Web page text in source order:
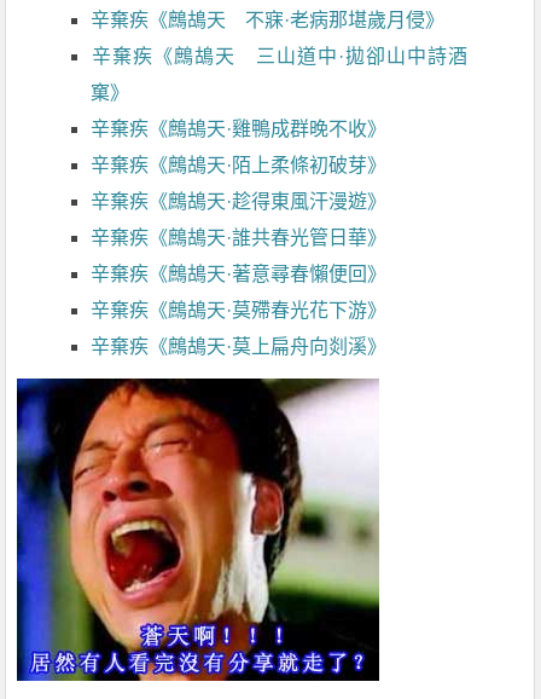
辛棄疾《鷓鴣天 不寐·老病那堪歲月侵》
辛棄疾《鷓鴣天 三山道中·拋卻山中詩酒
窠》
辛棄疾《鷓鴣天·雞鴨成群晚不收》
辛棄疾《鷓鴣天·陌上柔條初破芽》
辛棄疾《鷓鴣天·趁得東風汗漫遊》
辛棄疾《鷓鴣天·誰共春光管日華》
辛棄疾《鷓鴣天·著意尋春懶便回》
辛棄疾《鷓鴣天·莫殢春光花下游》
辛棄疾《鷓鴣天·莫上扁舟向剡溪》